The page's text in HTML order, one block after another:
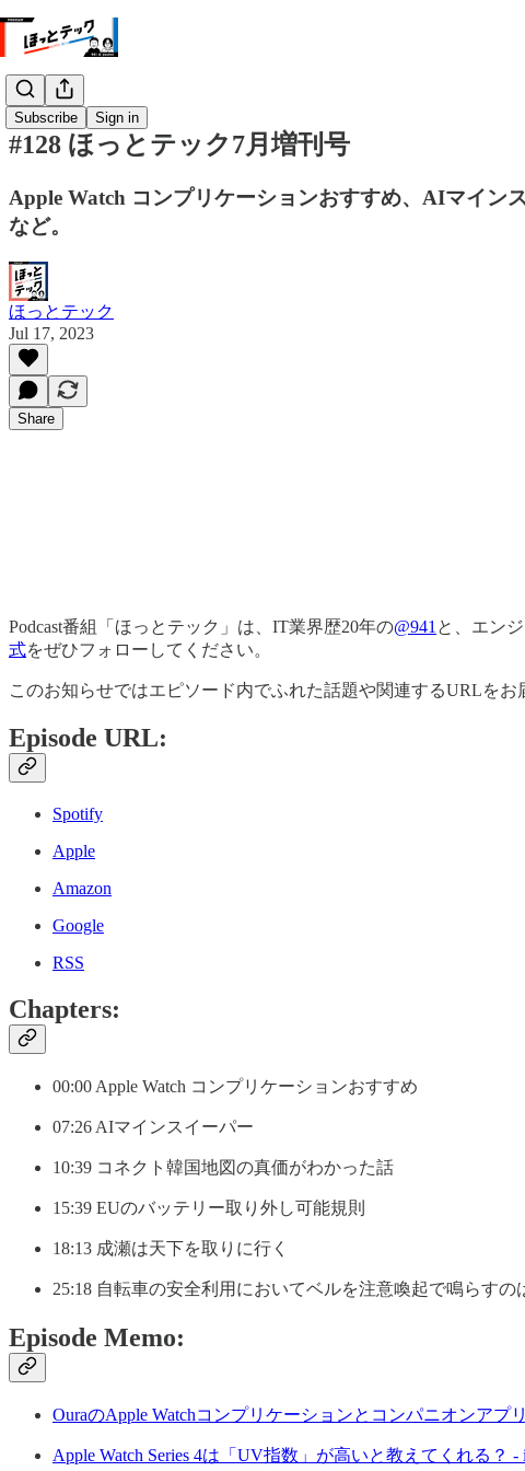
Subscribe Sign in
#128 ほっとテック7月増刊号
Apple Watch コンプリケーションおすすめ、AIマイン
など。
ほっとテック
Jul 17, 2023
Share
Podcast番組「ほっとテック」は、IT業界歴20年の@941 と、エン
式をぜひフォローしてください。
このお知らせではエピソード内でふれた話題や関連するURLをお
Episode URL:
Spotify
Apple
Amazon
Google
RSS
Chapters:
00:00 Apple Watch コンプリケーションおすすめ
07:26 AIマインスイーパー
10:39 コネクト韓国地図の真価がわかった話
15:39 EUのバッテリー取り外し可能規則
18:13 成瀬は天下を取りに行く
25:18 自転車の安全利用においてベルを注意喚起で鳴らすの
Episode Memo:
OuraのApple Watchコンプリケーションとコンパニオンアプ
Apple Watch Series 4は「UV指数」が高いと教えてくれる？ -